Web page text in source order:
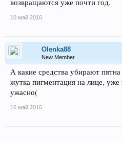
возвращаются уже почти год.
10 май 2016
Olenka88
New Member
А какие средства убирают
жутка пигментация на лице,
ужасно(
16 май 2016